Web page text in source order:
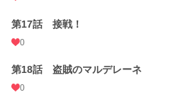
第17話 接戦！
0
第18話 盗賊のマルデレーネ
0